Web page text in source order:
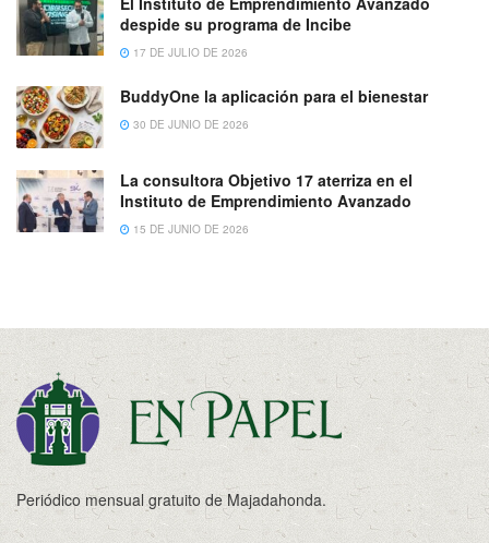
despide su programa de Incibe
17 DE JULIO DE 2026
BuddyOne la aplicación para el bienestar
30 DE JUNIO DE 2026
La consultora Objetivo 17 aterriza en el
Instituto de Emprendimiento Avanzado
15 DE JUNIO DE 2026
Periódico mensual gratuito de Majadahonda.